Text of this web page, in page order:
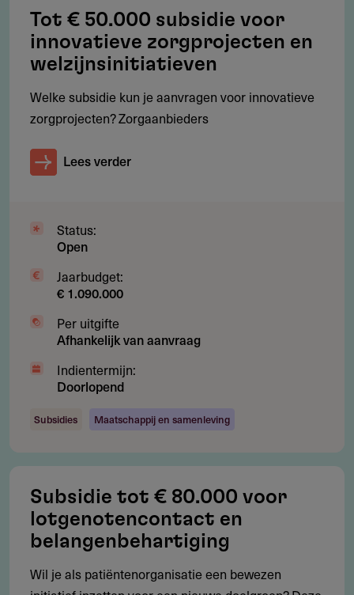
Geen overhead of exploitatiekosten
Geen bouw- of inrichtingsprojecten
Geen dubbele financiering of al gestarte projecten
Subsidie
Bedrag per aanvraag
Maximaal € 145.843 voor reguliere projecten
(voorbeeldbedrag uit recent goedgekeurd project)
Maximaal € 15.000 voor kleinschalige projecten
Subsidieadvies
Zorg voor een stevig plan met heldere doelstellingen,
Aanvragen
Je kunt de subsidie per mail aanvragen.
Tot € 50.000 subsidie voor
innovatieve zorgprojecten en
welzijnsinitiatieven
Welke subsidie kun je aanvragen voor innovatieve
zorgprojecten? Zorgaanbieders
Lees verder
Status:
Open
Jaarbudget:
€ 1.090.000
Per uitgifte
Afhankelijk van aanvraag
Indientermijn:
Doorlopend
Subsidies Maatschappij en samenleving
Subsidie tot € 80.000 voor
lotgenotencontact en
belangenbehartiging
Wil je als patiëntenorganisatie een bewezen